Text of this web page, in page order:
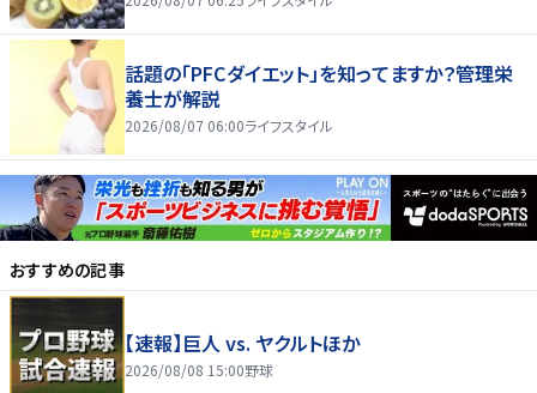
話題の「PFCダイエット」を知ってますか？管理栄
養士が解説
2026/08/07 06:00ライフスタイル
おすすめの記事
【速報】巨人 vs. ヤクルトほか
2026/08/08 15:00野球